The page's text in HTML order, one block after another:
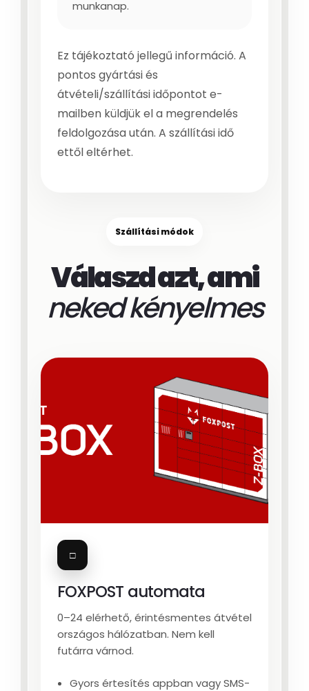
munkanap.
Ez tájékoztató jellegű információ. A
pontos gyártási és
átvételi/szállítási időpontot e-
mailben küldjük el a megrendelés
feldolgozása után. A szállítási idő
ettől eltérhet.
Szállítási módok
Válaszd azt, ami
neked kényelmes
□
FOXPOST automata
0–24 elérhető, érintésmentes átvétel
országos hálózatban. Nem kell
futárra várnod.
Gyors értesítés appban vagy SMS-